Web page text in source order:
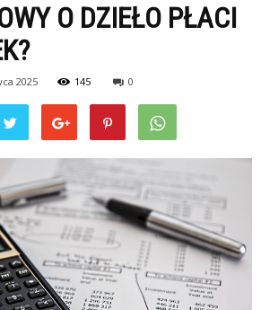
O DZIEŁO PŁACI
2025 145 0